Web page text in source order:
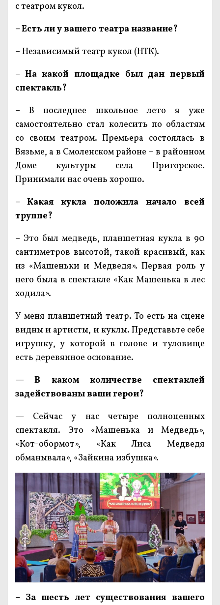
с театром кукол.
– Есть ли у вашего театра название?
– Независимый театр кукол (НТК).
– На какой площадке был дан первый
спектакль?
– В последнее школьное лето я уже
самостоятельно стал колесить по областям
со своим театром. Премьера состоялась в
Вязьме, а в Смоленском районе – в районном
Доме культуры села Пригорское.
Принимали нас очень хорошо.
– Какая кукла положила начало всей
труппе?
– Это был медведь, планшетная кукла в 90
сантиметров высотой, такой красивый, как
из «Машеньки и Медведя». Первая роль у
него была в спектакле «Как Машенька в лес
ходила».
У меня планшетный театр. То есть на сцене
видны и артисты, и куклы. Представьте себе
игрушку, у которой в голове и туловище
есть деревянное основание.
— В каком количестве
спектаклей
задействованы ваши герои?
— Сейчас у нас четыре полноценных
спектакля. Это «Машенька и Медведь»,
«Кот-обормот», «Как Лиса Медведя
обманывала», «Зайкина избушка».
– За шесть лет существования вашего